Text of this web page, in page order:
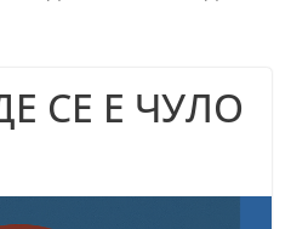
СЕ Е ЧУЛО